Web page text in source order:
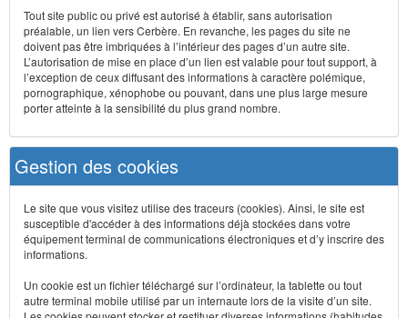
Tout site public ou privé est autorisé à établir, sans autorisation
préalable, un lien vers Cerbère. En revanche, les pages du site ne
doivent pas être imbriquées à l’intérieur des pages d’un autre site.
L’autorisation de mise en place d’un lien est valable pour tout support, à
l’exception de ceux diffusant des informations à caractère polémique,
pornographique, xénophobe ou pouvant, dans une plus large mesure
porter atteinte à la sensibilité du plus grand nombre.
Gestion des cookies
Le site que vous visitez utilise des traceurs (cookies). Ainsi, le site est
susceptible d'accéder à des informations déjà stockées dans votre
équipement terminal de communications électroniques et d’y inscrire des
informations.
Un cookie est un fichier téléchargé sur l’ordinateur, la tablette ou tout
autre terminal mobile utilisé par un internaute lors de la visite d’un site.